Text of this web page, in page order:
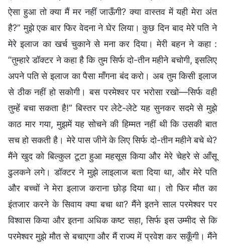
ऐसा हुआ तो क्या मैं मर नहीं जाऊँगी? क्या वास्तव में यही मेरा अंत
है?” मुझे एक बार फिर वेदना ने घेर लिया। कुछ दिन बाद मेरे पति ने
मेरे इलाज का खर्च चुकाने से मना कर दिया। मेरी बहन ने कहा :
“तुम्हारे डॉक्टर ने कहा है कि तुम सिर्फ दो-तीन महीने बचोगी, इसलिए
अपने पति से इलाज का पैसा माँगना बंद करो। अब तुम किसी इलाज
से ठीक नहीं हो सकोगी। बस परमेश्वर पर भरोसा रखो—सिर्फ वही
तुम्हें बचा सकता है!” बिस्तर पर लेटे-लेटे यह सुनकर सदमे से मुझे
काठ मार गया, मुझमें यह सोचने की हिम्मत नहीं थी कि उसकी बात
सच हो सकती है। मेरे पास जीने के लिए सिर्फ दो-तीन महीने बचे थे?
मैंने खुद को बिल्कुल टूटा हुआ महसूस किया और मेरे चेहरे से आँसू
ढुलकने लगे। डॉक्टर ने मुझे लाइलाज बता दिया था, और मेरे पति
और बच्चों ने मेरा इलाज कराना छोड़ दिया था। तो फिर मौत का
इंतजार करने के सिवाय क्या बचा था? मैंने इतने साल परमेश्वर पर
विश्वास किया और इतना अधिक कष्ट सहा, सिर्फ इस उम्मीद से कि
परमेश्वर मुझे मौत से बचाएगा और मैं राज्य में प्रवेश कर सकूँगी। मैंने